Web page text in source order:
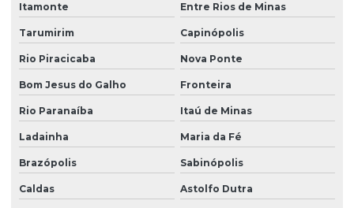
Itamonte Entre Rios de Minas
Tarumirim Capinópolis
Rio Piracicaba Nova Ponte
Bom Jesus do Galho Fronteira
Rio Paranaíba Itaú de Minas
Ladainha Maria da Fé
Brazópolis Sabinópolis
Caldas Astolfo Dutra